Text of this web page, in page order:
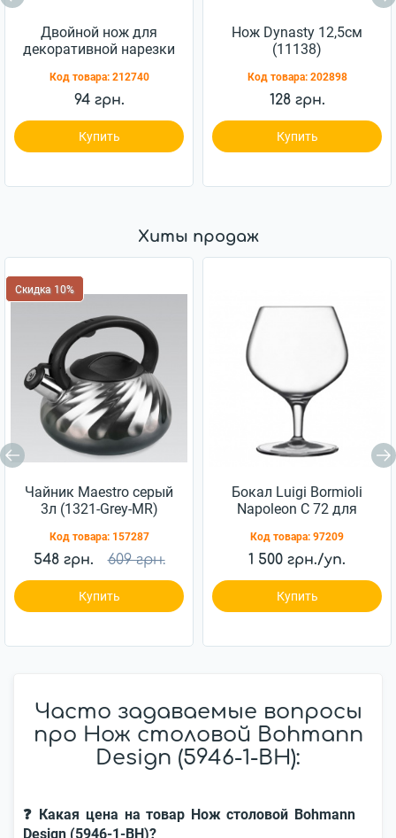
Двойной нож для
декоративной нарезки
2)
Код товара: 212740
94 грн.
Купить
Нож Dynasty 12,5см
(11138)
Код товара: 202898
128 грн.
Купить
Хиты продаж
Скидка 10%
Чайник Maestro серый
3л (1321-Grey-MR)
Код товара: 157287
548 грн. 609 грн.
Купить
Бокал Luigi Bormioli
Napoleon C 72 для
(10194/01)
Код товара: 97209
1 500 грн./уп.
Купить
Часто задаваемые вопросы
про Нож столовой Bohmann
Design (5946-1-BH):
❓ Какая цена на товар Нож столовой Bohmann
Design (5946-1-BH)?